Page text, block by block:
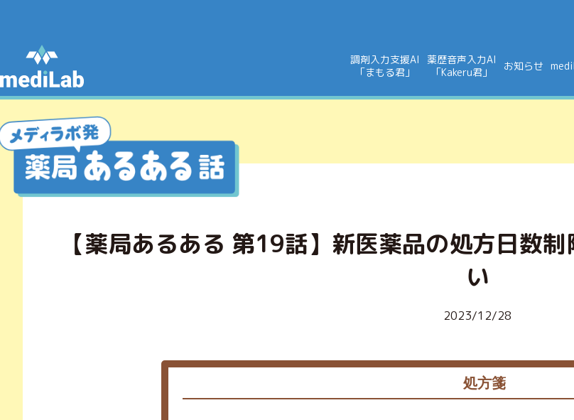
調剤入力支援AI
「まもる君」
薬歴音声入力AI
「Kakeru君」
お知らせ
【薬局あるある 第19話】新医薬品の処方日数
い
2023/12/28
処方箋